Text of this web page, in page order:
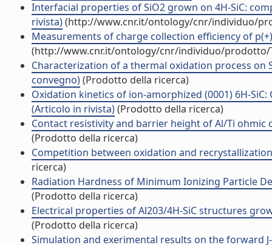
Interfacial properties of SiO2 grown on 4H-SiC:
rivista)(http://www.cnr.it/ontology/cnr/individuo/
Measurements of charge collection efficiency of
(http://www.cnr.it/ontology/cnr/individuo/prodotto/
Characterization of a thermal oxidation process
convegno)(Prodotto della ricerca)
Oxidation kinetics of ion-amorphized (0001) 6H-
(Articolo in rivista)(Prodotto della ricerca)
Contact resistivity and barrier height of Al/Ti ohmic
(Prodotto della ricerca)
Competition between oxidation and
ricerca)
Radiation Hardness of Minimum Ionizing Particle
(Prodotto della ricerca)
Electrical properties of Al203/4H-SiC structures
(Prodotto della ricerca)
Simulation and exerimental results on the forward